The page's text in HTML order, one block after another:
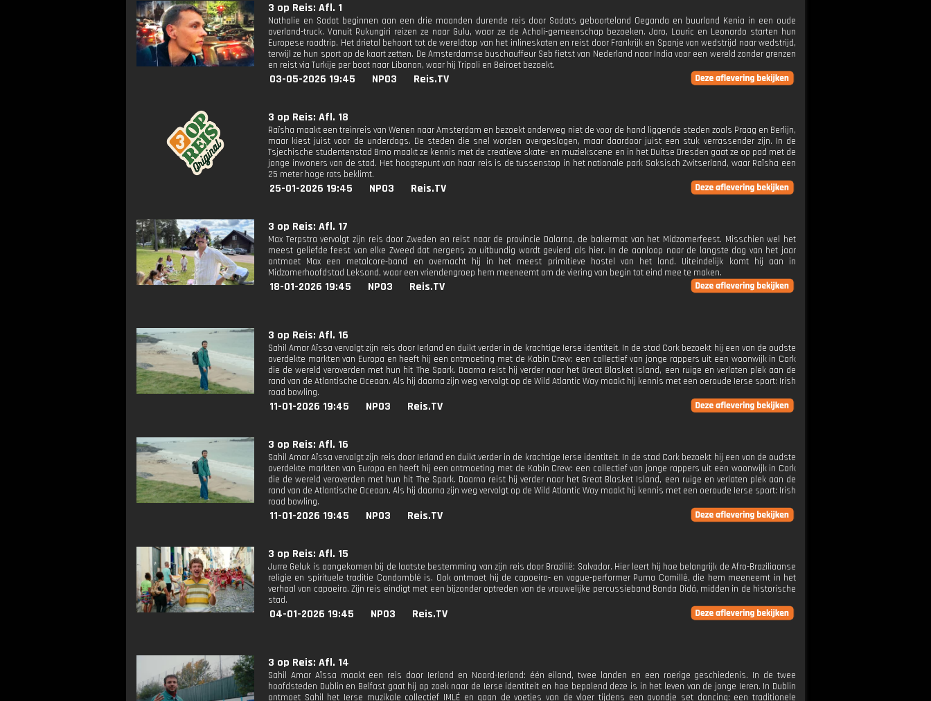
3 op Reis: Afl. 1
Nathalie en Sadat beginnen aan een drie maanden durende reis door Sadats geboorteland Oeganda en buurland Kenia in een oude
overland-truck. Vanuit Rukungiri reizen ze naar Gulu, waar ze de Acholi-gemeenschap bezoeken. Jaro, Lauric en Leonardo starten hun
Europese roadtrip. Het drietal behoort tot de wereldtop van het inlineskaten en reist door Frankrijk en Spanje van wedstrijd naar wedstrijd,
terwijl ze hun sport op de kaart zetten. De Amsterdamse buschauffeur Seb fietst van Nederland naar India voor een wereld zonder grenzen
en reist via Turkije per boot naar Libanon, waar hij Tripoli en Beiroet bezoekt.
03-05-2026 19:45 NPO3 Reis.TV
3 op Reis: Afl. 18
Raïsha maakt een treinreis van Wenen naar Amsterdam en bezoekt onderweg niet de voor de hand liggende steden zoals Praag en Berlijn,
maar kiest juist voor de underdogs. De steden die snel worden overgeslagen, maar daardoor juist een stuk verrassender zijn. In de
Tsjechische studentenstad Brno maakt ze kennis met de creatieve skate- en muziekscene en in het Duitse Dresden gaat ze op pad met de
jonge inwoners van de stad. Het hoogtepunt van haar reis is de tussenstop in het nationale park Saksisch Zwitserland, waar Raïsha een
25 meter hoge rots beklimt.
25-01-2026 19:45 NPO3 Reis.TV
3 op Reis: Afl. 17
Max Terpstra vervolgt zijn reis door Zweden en reist naar de provincie Dalarna, de bakermat van het Midzomerfeest. Misschien wel het
meest geliefde feest van elke Zweed dat nergens zo uitbundig wordt gevierd als hier. In de aanloop naar de langste dag van het jaar
ontmoet Max een metalcore-band en overnacht hij in het meest primitieve hostel van het land. Uiteindelijk komt hij aan in
Midzomerhoofdstad Leksand, waar een vriendengroep hem meeneemt om de viering van begin tot eind mee te maken.
18-01-2026 19:45 NPO3 Reis.TV
3 op Reis: Afl. 16
Sahil Amar Aïssa vervolgt zijn reis door Ierland en duikt verder in de krachtige Ierse identiteit. In de stad Cork bezoekt hij een van de oudste
overdekte markten van Europa en heeft hij een ontmoeting met de Kabin Crew: een collectief van jonge rappers uit een woonwijk in Cork
die de wereld veroverden met hun hit The Spark. Daarna reist hij verder naar het Great Blasket Island, een ruige en verlaten plek aan de
rand van de Atlantische Oceaan. Als hij daarna zijn weg vervolgt op de Wild Atlantic Way maakt hij kennis met een oeroude Ierse sport: Irish
road bowling.
11-01-2026 19:45 NPO3 Reis.TV
3 op Reis: Afl. 16
Sahil Amar Aïssa vervolgt zijn reis door Ierland en duikt verder in de krachtige Ierse identiteit. In de stad Cork bezoekt hij een van de oudste
overdekte markten van Europa en heeft hij een ontmoeting met de Kabin Crew: een collectief van jonge rappers uit een woonwijk in Cork
die de wereld veroverden met hun hit The Spark. Daarna reist hij verder naar het Great Blasket Island, een ruige en verlaten plek aan de
rand van de Atlantische Oceaan. Als hij daarna zijn weg vervolgt op de Wild Atlantic Way maakt hij kennis met een oeroude Ierse sport: Irish
road bowling.
11-01-2026 19:45 NPO3 Reis.TV
3 op Reis: Afl. 15
Jurre Geluk is aangekomen bij de laatste bestemming van zijn reis door Brazilië: Salvador. Hier leert hij hoe belangrijk de Afro-Braziliaanse
religie en spirituele traditie Candomblé is. Ook ontmoet hij de capoeira- en vogue-performer Puma Camillê, die hem meeneemt in het
verhaal van capoeira. Zijn reis eindigt met een bijzonder optreden van de vrouwelijke percussieband Banda Didá, midden in de historische
stad.
04-01-2026 19:45 NPO3 Reis.TV
3 op Reis: Afl. 14
Sahil Amar Aïssa maakt een reis door Ierland en Noord-Ierland: één eiland, twee landen en een roerige geschiedenis. In de twee
hoofdsteden Dublin en Belfast gaat hij op zoek naar de Ierse identiteit en hoe bepalend deze is in het leven van de jonge Ieren. In Dublin
ontmoet Sahil het Ierse muzikale collectief IMLÉ en gaan de voetjes van de vloer tijdens een avondje set dancing: een traditionele